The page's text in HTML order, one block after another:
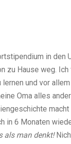
in den
zu Hause weg.
und vor
Oma alles
in 6 Monaten
als man denkt!